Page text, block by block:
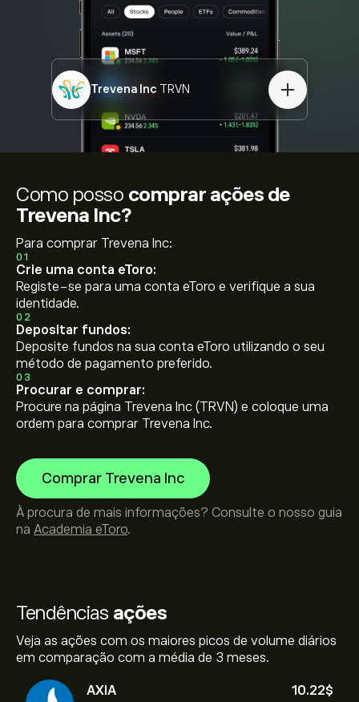
Trevena Inc TRVN
Tendências ações
Veja as ações com os maiores picos de volume diários
em comparação com a média de 3 meses.
AXIA
10.22‎$‎
Como posso comprar ações de
Trevena Inc?
Para comprar Trevena Inc:
01
Crie uma conta eToro:
Registe-se para uma conta eToro e verifique a sua
identidade.
02
Depositar fundos:
Deposite fundos na sua conta eToro utilizando o seu
método de pagamento preferido.
03
Procurar e comprar:
Procure na página Trevena Inc (TRVN) e coloque uma
ordem para comprar Trevena Inc.
Comprar Trevena Inc
À procura de mais informações? Consulte o nosso guia
na Academia eToro.